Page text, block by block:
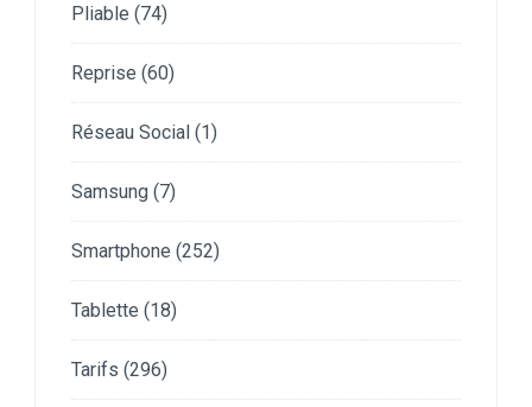
Pliable (74)
Reprise (60)
Réseau Social (1)
Samsung (7)
Smartphone (252)
Tablette (18)
Tarifs (296)